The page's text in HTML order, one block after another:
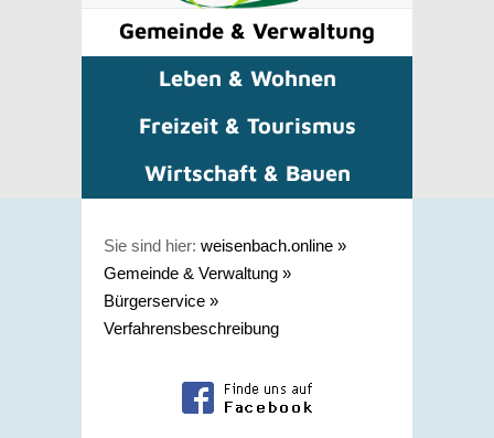
Gemeinde & Verwaltung
Leben & Wohnen
Freizeit & Tourismus
Wirtschaft & Bauen
Sie sind hier: weisenbach.online »
Gemeinde & Verwaltung »
Bürgerservice »
Verfahrensbeschreibung